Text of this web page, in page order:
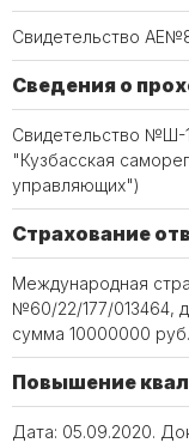
Свидетельство
Сведения о
Свидетельство №Ш-
"Кузбасская
управляющих")
Страхование
Международная
№60/22/177/013464,
сумма 10000000 руб.
Повышение
Дата: 05.09.2020.